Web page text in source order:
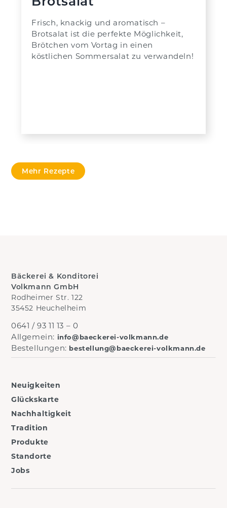
Frisch, knackig und aromatisch –
Brotsalat ist die perfekte Möglichkeit,
Brötchen vom Vortag in einen
köstlichen Sommersalat zu verwandeln!
Mehr Rezepte
Bäckerei & Konditorei
Volkmann GmbH
Rodheimer Str. 122
35452 Heuchelheim
0641 / 93 11 13 – 0
Allgemein: info@baeckerei-volkmann.de
Bestellungen: bestellung@baeckerei-volkmann.de
Neuigkeiten
Glückskarte
Nachhaltigkeit
Tradition
Produkte
Standorte
Jobs